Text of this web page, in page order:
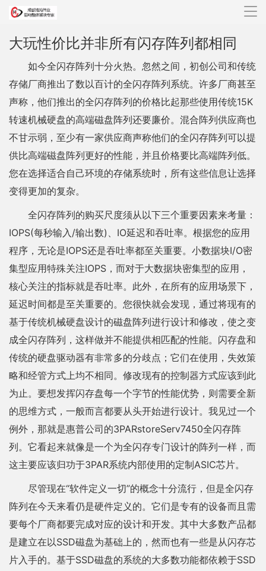
导
大玩性价比并非所有闪存阵列都相同
如今全闪存阵列十分火热。忽然之间，初创公司和传统
存储厂商推出了数以百计的全闪存阵列系统。许多厂商甚至
声称，他们推出的全闪存阵列的价格比起那些使用传统15K
转速机械硬盘的高端磁盘阵列还要廉价。混合阵列供应商也
不甘示弱，至少有一家供应商声称他们的全闪存阵列可以提
供比高端磁盘阵列更好的性能，并且价格要比高端阵列低。
您在选择适合自己环境的存储系统时，所有这些信息让选择
变得更加的复杂。
全闪存阵列的购买尺度须从以下三个重要因素来考量：
IOPS(每秒输入/输出数)、IO延迟和吞吐率。根据您的应用
程序，无论是IOPS还是吞吐率都至关重要。小数据块I/O密
集型应用特殊关注IOPS，而对于大数据块密集型的应用，
核心关注的指标就是吞吐率。此外，在所有的应用场景下，
延迟时间都是至关重要的。您很快就会发现，通过将现有的
基于传统机械硬盘设计的磁盘阵列进行设计和修改，使之变
成全闪存阵列，这样做并不能提供相匹配的性能。闪存盘和
传统的硬盘驱动器有非常多的分歧点；它们在使用，失效策
略和经管方式上均不相同。修改现有的控制器方式应该到此
为止。要想发挥闪存盘每一个字节的性能优势，则需要全新
的思维方式，一般而言都要从头开始进行设计。我见过一个
例外，那就是惠普公司的3PARstoreServ7450全闪存阵
列。它看起来就像是一个为全闪存专门设计的阵列一样，而
这主要应该归功于3PAR系统内部使用的定制ASIC芯片。
尽管现在“软件定义一切”的概念十分流行，但是全闪存
阵列在今天来看仍是硬件定义的。它们是专有的设备而且需
要每个厂商都要完成对应的设计和开发。其中大多数产品都
是建立在以SSD磁盘为基础上的，然而也有一些是从闪存芯
片入手的。基于SSD磁盘的系统的大多数功能都依赖于SSD